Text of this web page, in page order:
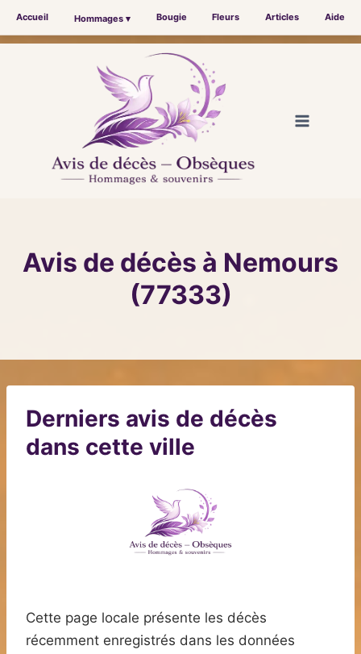
Accueil Hommages ▾ Bougie Fleurs Articles Aide
Avis de décès à Nemours
(77333)
Derniers avis de décès
dans cette ville
Cette page locale présente les décès
récemment enregistrés dans les données